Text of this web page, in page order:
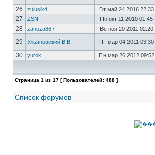
26
zulusik4 Вт май 24 2016 22:33
27
ZSN Пн окт 11 2010 01:45
28
zanoza867 Вс ноя 20 2011 02:20
29
Ульяновский В.В. Пт мар 04 2011 03:30
30
yurok Пн мар 26 2012 09:52
Страница 1 из 17 [ Пользователей: 488 ]
Список форумов